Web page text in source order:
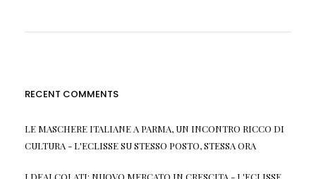
RECENT COMMENTS
LE MASCHERE ITALIANE A PARMA, UN INCONTRO RICCO DI
CULTURA - L'ECLISSESUSTESSO POSTO, STESSA ORA